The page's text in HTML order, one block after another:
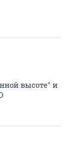
высоте" и